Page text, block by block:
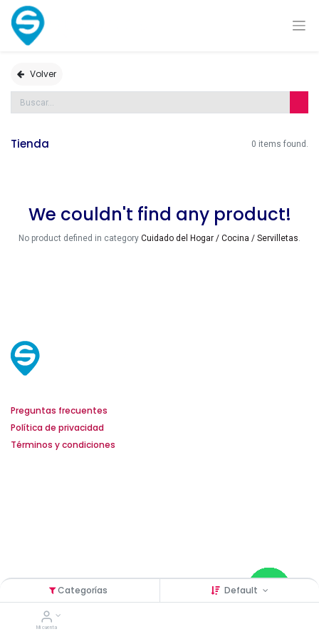
Categorías Default
Mi cuenta
Volver
Tienda 0 items found.
We couldn't find any product!
No product defined in category Cuidado del Hogar / Cocina / Servilletas.
Preguntas frecuentes
Política de privacidad
Términos y condiciones
+58 424 2008567